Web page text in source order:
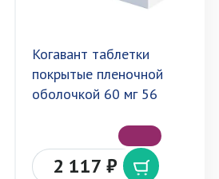
Когавант таблетки
покрытые пленочной
оболочкой 60 мг 56
2 117 ₽